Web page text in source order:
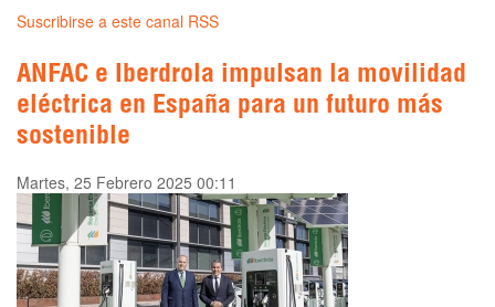
Suscribirse a este canal RSS
ANFAC e Iberdrola impulsan la movilidad
eléctrica en España para un futuro más
sostenible
Martes, 25 Febrero 2025 00:11